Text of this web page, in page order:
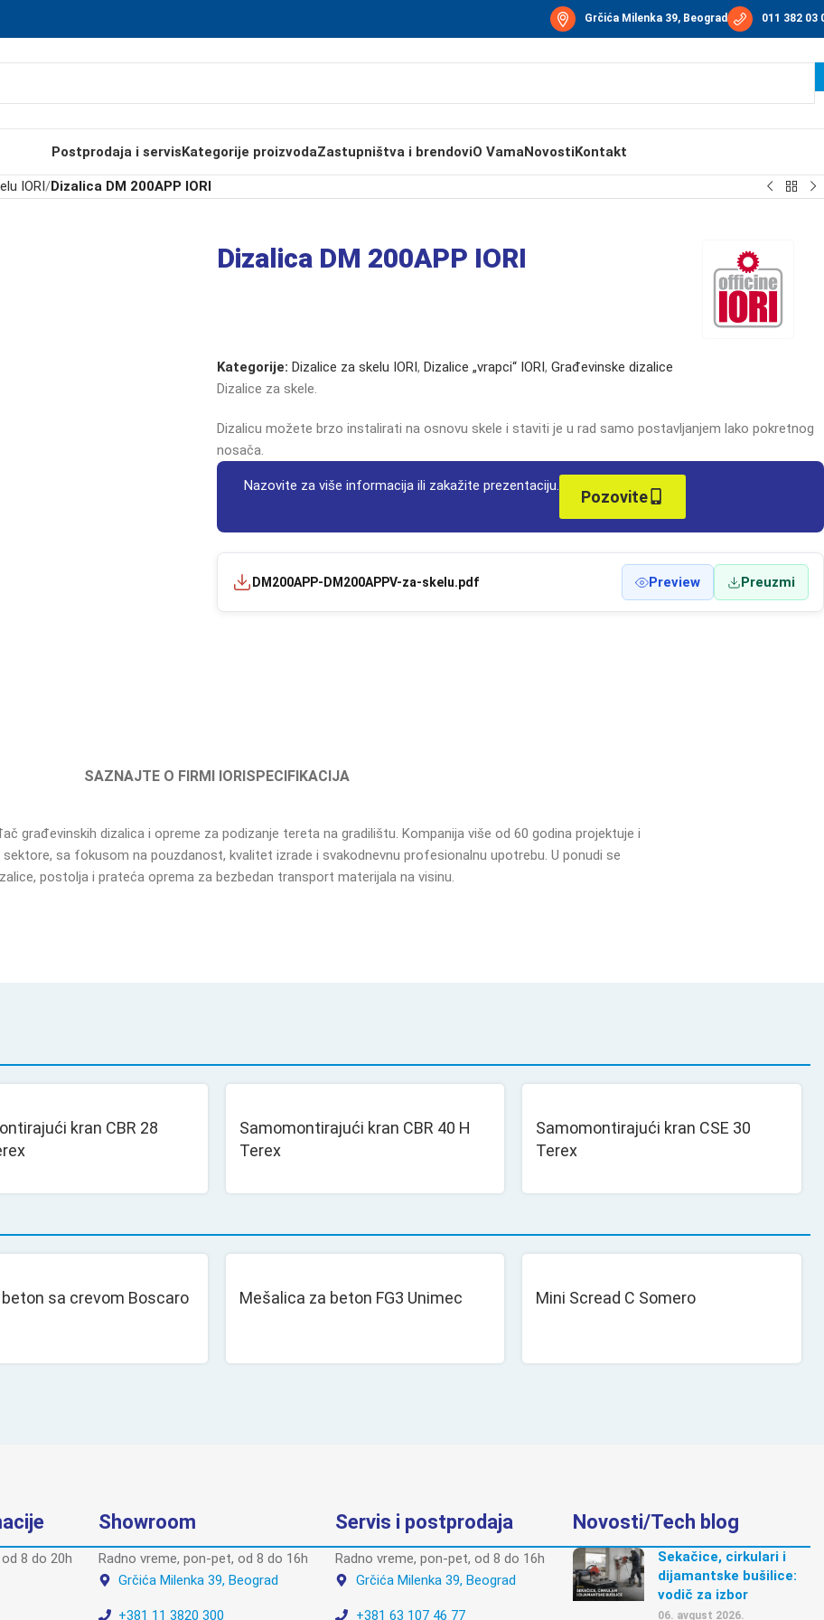
Grčića Milenka 39, Beograd 011 382 03
Postprodaja i servisKategorije proizvodaZastupništva i brendoviO VamaNovostiKontakt
IORI/Dizalica DM 200APP IORI
Dizalica DM 200APP IORI
Kategorije: Dizalice za skelu IORI, Dizalice „vrapci“ IORI, Građevinske dizalice
Dizalice za skele.
Dizalicu možete brzo instalirati na osnovu skele i staviti je u rad samo postavljanjem lako pokretnog
nosača.
Nazovite za više informacija ili zakažite prezentaciju.
Pozovite
DM200APP-DM200APPV-za-skelu.pdf Preview Preuzmi
SAZNAJTE O FIRMI IORISPECIFIKACIJA
građevinskih dizalica i opreme za podizanje tereta na gradilištu. Kompanija više od 60 godina projektuje i
sa fokusom na pouzdanost, kvalitet izrade i svakodnevnu profesionalnu upotrebu. U ponudi se
postolja i prateća oprema za bezbedan transport materijala na visinu.
kran CBR 28
Samomontirajući kran CBR 40 H
Terex
Samomontirajući kran CSE 30
Terex
beton sa crevom Boscaro Mešalica za beton FG3 Unimec Mini Scread C Somero
8 do 20h
Showroom
Radno vreme, pon-pet, od 8 do 16h
Grčića Milenka 39, Beograd
+381 11 3820 300
Servis i postprodaja
Radno vreme, pon-pet, od 8 do 16h
Grčića Milenka 39, Beograd
+381 63 107 46 77
Novosti/Tech blog
Sekačice, cirkulari i
dijamantske bušilice:
vodič za izbor
06. avgust 2026.